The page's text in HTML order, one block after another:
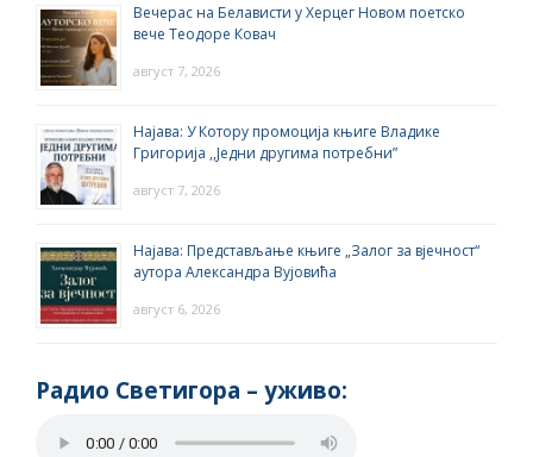
Вечерас на Белависти у Херцег Новом поетско
вече Теодоре Ковач
август 7, 2026
Најава: У Котору промоција књиге Владике
Григорија ,,Једни другима потребни”
август 7, 2026
Најава: Представљање књиге „Залог за вјечност“
аутора Александра Вујовића
август 6, 2026
Радио Светигора – yживо: